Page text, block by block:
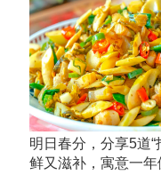
明日春分，分享5道“
鲜又滋补，寓意一年